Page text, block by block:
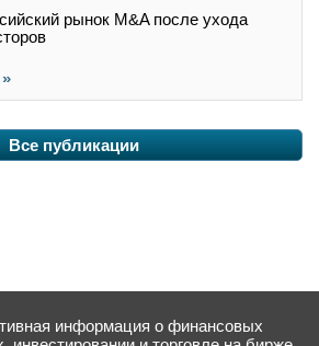
рынок M&A после ухода
Все публикации
информация о финансовых